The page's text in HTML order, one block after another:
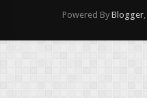
Powered By Blogger